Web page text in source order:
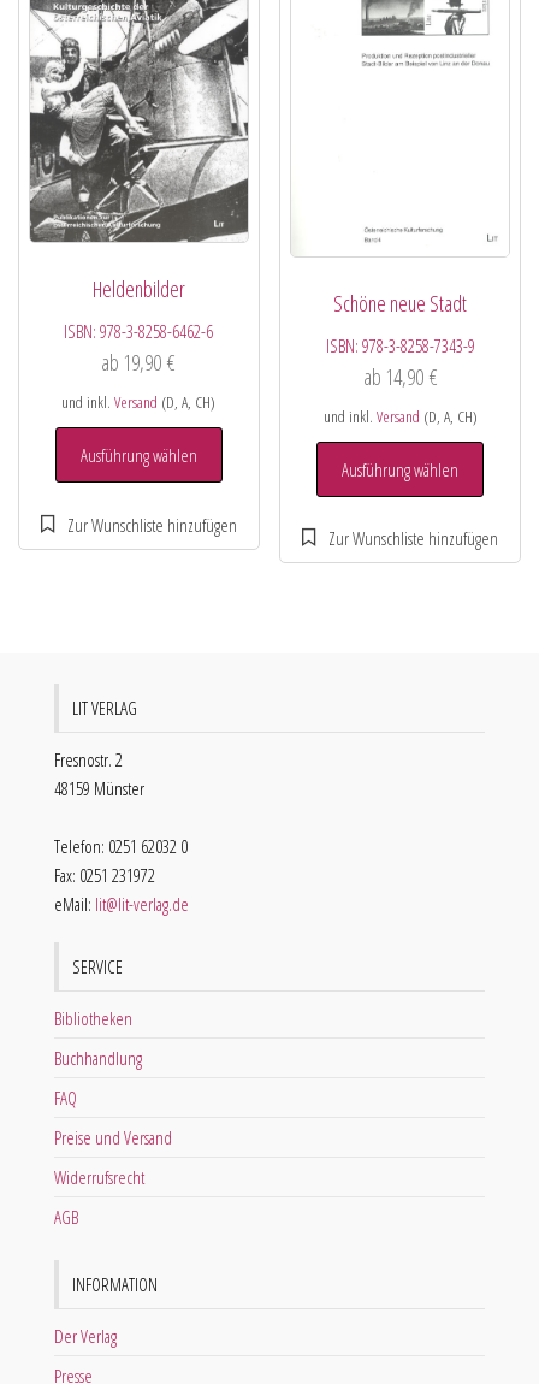
Heldenbilder
ISBN:978-3-8258-6462-6
ab 19,90€
und inkl.Versand (D, A, CH)
Ausführung wählen
Schöne neue Stadt
ISBN: 978-3-8258-7343-9
ab 14,90 €
und inkl. Versand (D, A, CH)
Ausführung wählen
LIT VERLAG
Fresnostr. 2
48159 Münster
Telefon: 0251 62032 0
Fax: 0251 231972
eMail: lit@lit-verlag.de
SERVICE
Bibliotheken
Buchhandlung
FAQ
Preise und Versand
Widerrufsrecht
AGB
INFORMATION
Der Verlag
Presse